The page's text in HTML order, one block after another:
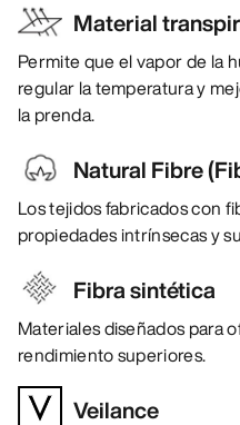
Material
Permite que el vapor de la
regular la temperatura y
la prenda.
Natural Fibre
Los tejidos fabricados con
propiedades intrínsecas y
Fibra sintética
Materiales diseñados para
rendimiento superiores.
Veilance